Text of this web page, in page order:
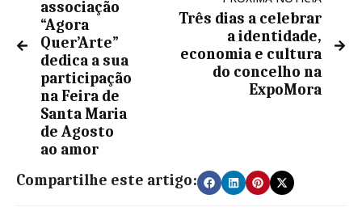
associação
“Agora
Quer’Arte”
dedica a sua
participação
na Feira de
Santa Maria
de Agosto
ao amor
Três dias a celebrar
a identidade,
economia e cultura
do concelho na
ExpoMora
Compartilhe este artigo: